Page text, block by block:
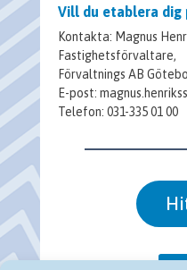
Vill du etablera dig
Kontakta: Magnus
Fastighetsförvaltare,
Förvaltnings AB
E-post:
Telefon: 031-335 01 00